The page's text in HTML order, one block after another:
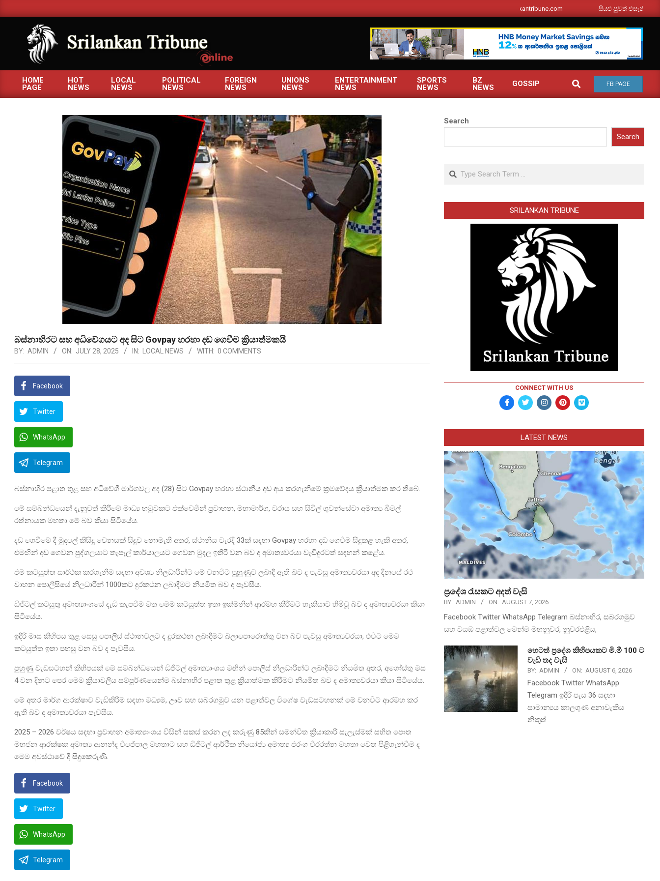
to
srilankantribune.com සියළු පුවත් එසැනින් ඔබ වෙත
SRILANKANTRIBUNE.COM
Primary
Menu
HOME
PAGE
HOT
NEWS
LOCAL
NEWS
POLITICAL
NEWS
FOREIGN
NEWS
UNIONS
NEWS
ENTERTAINMENT
NEWS
SPORTS
NEWS
BZ
NEWS
GOSSIP SEARCH
FB PAGE
බස්නාහිරට සහ අධිවේගයට අද සිට Govpay හරහා දඩ ගෙවීම ක්‍රියාත්මකයි
BY: ADMIN ON: JULY 28, 2025 IN: LOCAL NEWS WITH: 0 COMMENTS
Facebook
Twitter
WhatsApp
Telegram
බස්නාහිර පළාත තුළ සහ අධිවේගී මාර්ගවල අද (28) සිට Govpay හරහා ස්ථානීය දඩ අය කරගැනීමේ ක්‍රමවේදය ක්‍රියාත්මක කර තිබේ.
මේ සම්බන්ධයෙන් දැනුවත් කිරීමේ මාධ්‍ය හමුවකට එක්වෙමින් ප්‍රවාහන, මහාමාර්ග, වරාය සහ සිවිල් ගුවන්සේවා අමාත්‍ය බිමල්
රත්නායක මහතා මේ බව කියා සිටියේය.
දඩ ගෙවීමේ දී මුදලේ කිසිදු වෙනසක් සිදුව නොමැති අතර, ස්ථානීය වැරදි 33ක් සඳහා Govpay හරහා දඩ ගෙවිම සිදුකළ හැකි අතර,
එමඟින් දඩ ගෙවන පුද්ගලයාට තැපැල් කාර්යාලයට ගෙවන මුදල ඉතිරි වන බව ද අමාත්‍යවරයා වැඩිදුරටත් සඳහන් කළේය.
එම කටයුත්ත සාර්ථක කරගැනීම සඳහා අවශ්‍ය නිලධාරීන්ට මේ වනවිට පුහුණුව ලබාදී ඇති බව ද පැවසු අමාත්‍යවරයා අද දිනයේ රථ
වාහන පොලීසියේ නිලධාරීන් 1000කට දුරකථන ලබාදීමට නියමිත බව ද පැවසීය.
ඩිජිටල් කටයුතු අමාත්‍යාංශයේ දැඩි කැපවීම මත මෙම කටයුත්ත ඉතා ඉක්මනින් ආරම්භ කිරීමට හැකියාව හිමිවූ බව ද අමාත්‍යවරයා කියා
සිටියේය.
ඉදිරි මාස කිහිපය තුළ සෙසු පොලිස් ස්ථානවලට ද දුරකථන ලබාදීමට බලාපොරොත්තු වන බව පැවසු අමාත්‍යවරයා, එවිට මෙම
කටයුත්ත ඉතා පහසු වන බව ද පැවසීය.
පුහුණු වැඩසටහන් කිහිපයක් මේ සම්බන්ධයෙන් ඩිජිටල් අමාත්‍යාංශය මඟින් පොලිස් නිලධාරීන්ට ලබාදීමට නියමිත අතර, අගෝස්තු මස
4 වන දිනට පෙර මෙම ක්‍රියාවලිය සම්පූර්ණයෙන්ම බස්නාහිර පළාත තුළ ක්‍රියාත්මක කිරීමට නියමිත බව ද අමාත්‍යවරයා කියා සිටියේය.
මේ අතර මාර්ග ආරක්ෂාව වැඩිකිරීම සඳහා මධ්‍යම, ඌව සහ සබරගමුව යන පළාත්වල විශේෂ වැඩසටහනක් මේ වනවිට ආරම්භ කර
ඇති බව ද අමාත්‍යවරයා පැවසීය.
2025 – 2026 වර්ෂය සඳහා ප්‍රවාහන අමාත්‍යාංශය විසින් සකස් කරන ලද කරුණු 85කින් සමන්විත ක්‍රියාකාරී සැලැස්මක් සහිත පොත
මහජන ආරක්ෂක අමාත්‍ය ආනන්ද විජේපාල මහතාට සහ ඩිජිටල් ආර්ථික නියෝජ්‍ය අමාත්‍ය එරංග වීරරත්න මහතා වෙත පිළිගැන්වීම ද
මෙම අවස්ථාවේ දී සිදුකෙරුණි.
Facebook
Twitter
WhatsApp
Telegram
Search
Search
Search
SRILANKAN TRIBUNE
CONNECT WITH US
LATEST NEWS
ප්‍රදේශ රැසකට අදත් වැසි
BY: ADMIN ON: AUGUST 7, 2026
Facebook Twitter WhatsApp Telegram බස්නාහිර, සබරගමුව
සහ වයඹ පළාත්වල මෙන්ම මහනුවර, නුවරඑළිය,
හෙටත් ප්‍රදේශ කිහිපයකට මි.මී 100 ට
වැඩි තද වැසි
BY: ADMIN ON: AUGUST 6, 2026
Facebook Twitter WhatsApp
Telegram ඉදිරි පැය 36 සඳහා
සාමාන්‍යය කාලගුණ අනාවැකිය
නිකුත්